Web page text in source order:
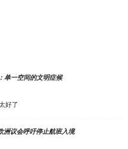
单一空间的文明症候
好了
洲议会呼吁停止航班入境